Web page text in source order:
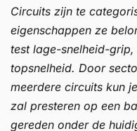
Circuits zijn te
eigenschappen ze
test lage-snelheid-
topsnelheid. Door
meerdere circuits kun
zal presteren op een
gereden onder de